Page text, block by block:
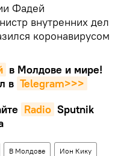
Фадей
внутренних дел
коронавирусом
в Молдове и мире!
в Telegram>>>
Radio Sputnik
В Молдове Ион Кику